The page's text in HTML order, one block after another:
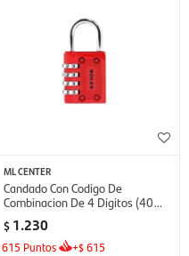
ML CENTER
Candado Con Codigo De
Combinacion De 4 Digitos (40
Mm Ancho) - Color Rojo
$ 1.230
615 Puntos +$615